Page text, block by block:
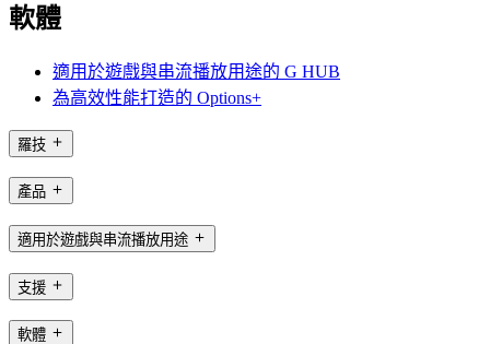
軟體
適用於遊戲與串流播放用途的 G HUB
為高效性能打造的 Options+
羅技
產品
適用於遊戲與串流播放用途
支援
軟體